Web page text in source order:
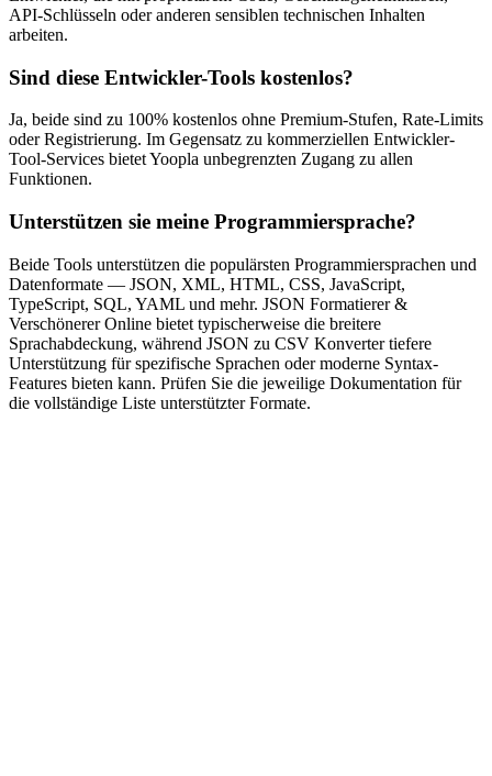
API-Schlüsseln oder anderen sensiblen technischen Inhalten
arbeiten.
Sind diese Entwickler-Tools kostenlos?
Ja, beide sind zu 100% kostenlos ohne Premium-Stufen, Rate-Limits
oder Registrierung. Im Gegensatz zu kommerziellen Entwickler-
Tool-Services bietet Yoopla unbegrenzten Zugang zu allen
Funktionen.
Unterstützen sie meine Programmiersprache?
Beide Tools unterstützen die populärsten Programmiersprachen und
Datenformate — JSON, XML, HTML, CSS, JavaScript,
TypeScript, SQL, YAML und mehr. JSON Formatierer &
Verschönerer Online bietet typischerweise die breitere
Sprachabdeckung, während JSON zu CSV Konverter tiefere
Unterstützung für spezifische Sprachen oder moderne Syntax-
Features bieten kann. Prüfen Sie die jeweilige Dokumentation für
die vollständige Liste unterstützter Formate.